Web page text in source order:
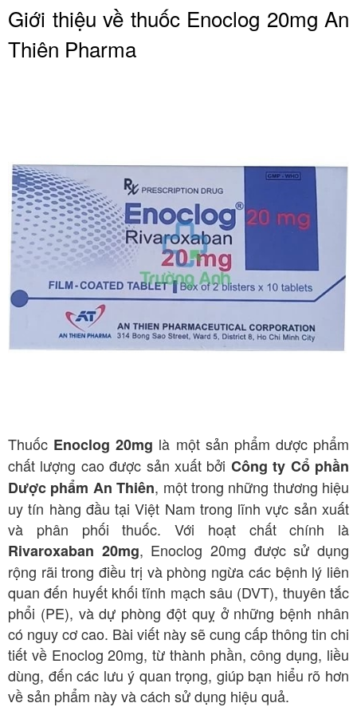
Giới thiệu về thuốc Enoclog 20mg An
Thiên Pharma
Thuốc Enoclog 20mg là một sản phẩm dược phẩm
chất lượng cao được sản xuất bởi Công ty Cổ phần
Dược phẩm An Thiên, một trong những thương hiệu
uy tín hàng đầu tại Việt Nam trong lĩnh vực sản xuất
và phân phối thuốc. Với hoạt chất chính là
Rivaroxaban 20mg, Enoclog 20mg được sử dụng
rộng rãi trong điều trị và phòng ngừa các bệnh lý liên
quan đến huyết khối tĩnh mạch sâu (DVT), thuyên tắc
phổi (PE), và dự phòng đột quỵ ở những bệnh nhân
có nguy cơ cao. Bài viết này sẽ cung cấp thông tin chi
tiết về Enoclog 20mg, từ thành phần, công dụng, liều
dùng, đến các lưu ý quan trọng, giúp bạn hiểu rõ hơn
về sản phẩm này và cách sử dụng hiệu quả.